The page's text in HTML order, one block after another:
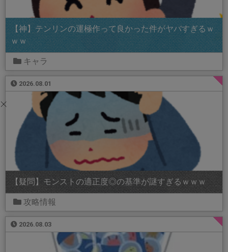
【神】テンリンの運極作って良かった件がヤバすぎるｗ
ｗｗ
キャラ
2026.08.01
【疑問】モンストの適正度◎の基準が謎すぎるｗｗｗ
攻略情報
2026.08.03